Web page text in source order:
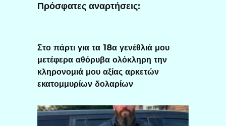
Πρόσφατες αναρτήσεις:
Στο πάρτι για τα 18α γενέθλιά μου
μετέφερα αθόρυβα ολόκληρη την
κληρονομιά μου αξίας αρκετών
εκατομμυρίων δολαρίων